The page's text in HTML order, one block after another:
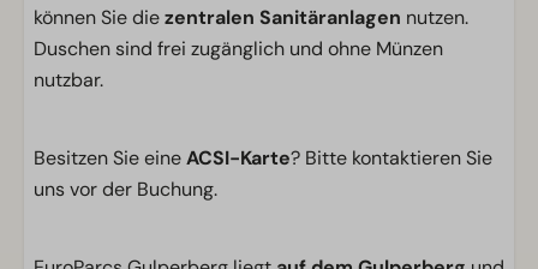
können Sie diezentralen Sanitäranlagen nutzen.
Duschen sind frei zugänglich und ohne Münzen
nutzbar.
Besitzen Sie eineACSI-Karte? Bitte kontaktieren Sie
uns vor der Buchung.